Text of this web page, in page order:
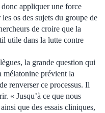
appliquer une force
os des sujets du groupe de
de croire que la
utile dans la lutte contre
la grande question qui
mélatonine prévient la
renverser ce processus. Il
« Jusqu’à ce que nous
que des essais cliniques,